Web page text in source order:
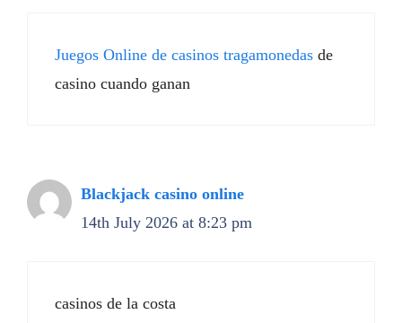
Juegos Online de casinos tragamonedas de
casino cuando ganan
Blackjack casino online
14th July 2026 at 8:23 pm
casinos de la costa